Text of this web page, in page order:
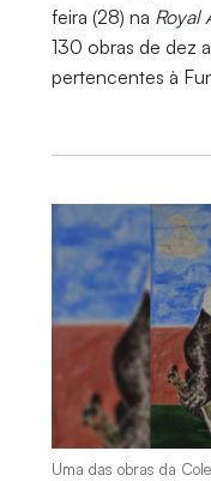
feira (28) na Royal
130 obras de dez
pertencentes à
Uma das obras da